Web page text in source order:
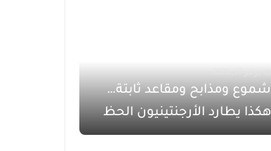
شموع ومذابح ومقاعد ثابتة…
هكذا يطارد الأرجنتينيون الحظ